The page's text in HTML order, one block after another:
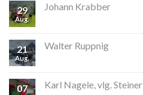
29
Aug.
Johann Krabber
21
Aug.
Walter Ruppnig
07 Karl Nagele, vlg. Steiner